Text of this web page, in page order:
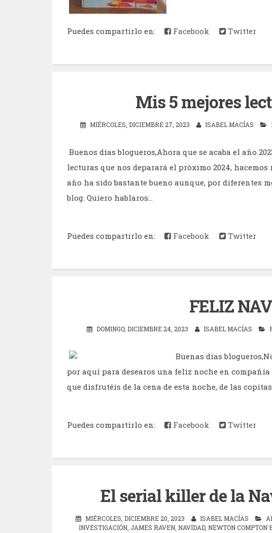
Puedes compartirlo en: Facebook Twitter
Mis 5 mejores
MIÉRCOLES, DICIEMBRE 27, 2023 ISABEL MACÍAS
Buenos días blogueros,Ahora que se acaba el año
lecturas que nos deparará el próximo 2024,
año ha sido bastante bueno aunque, por diferentes
blog. Quiero hablaros...
Puedes compartirlo en:
Facebook Twitter
FELIZ
DOMINGO, DICIEMBRE 24, 2023 ISABEL MACÍAS
Buenas días
por aquí para desearos una feliz noche en
que disfrutéis de la cena de esta noche, de las copitas
Puedes compartirlo en:
Facebook Twitter
El serial killer de la
MIÉRCOLES, DICIEMBRE 20, 2023 ISABEL MACÍAS
INVESTIGACIÓN, JAMES RAVEN, NAVIDAD, NEWTON COMPTON